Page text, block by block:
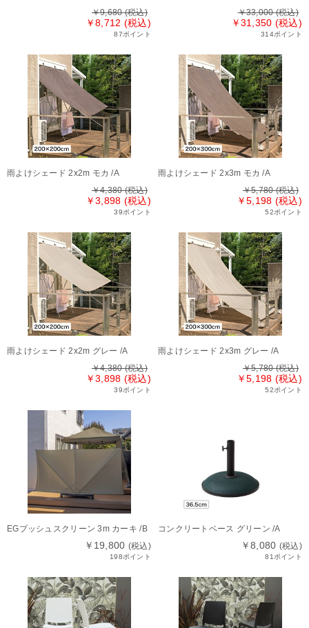
￥9,680(税込)
￥8,712 (税込)
87ポイント
￥33,000(税込)
￥31,350 (税込)
314ポイント
雨よけシェード 2x2m モカ /A
￥4,380(税込)
￥3,898 (税込)
39ポイント
雨よけシェード 2x3m モカ /A
￥5,780(税込)
￥5,198 (税込)
52ポイント
雨よけシェード 2x2m グレー /A
￥4,380(税込)
￥3,898 (税込)
39ポイント
雨よけシェード 2x3m グレー /A
￥5,780(税込)
￥5,198 (税込)
52ポイント
EGプッシュスクリーン 3m カーキ /B
￥19,800 (税込)
198ポイント
コンクリートベース グリーン /A
￥8,080 (税込)
81ポイント